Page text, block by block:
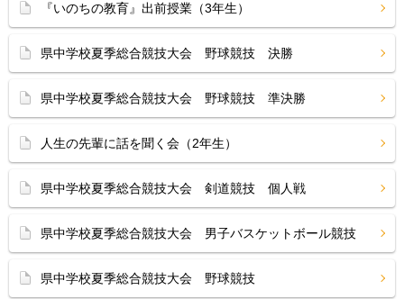
『いのちの教育』出前授業（3年生）
県中学校夏季総合競技大会 野球競技 決勝
県中学校夏季総合競技大会 野球競技 準決勝
人生の先輩に話を聞く会（2年生）
県中学校夏季総合競技大会 剣道競技 個人戦
県中学校夏季総合競技大会 男子バスケットボール競技
県中学校夏季総合競技大会 野球競技